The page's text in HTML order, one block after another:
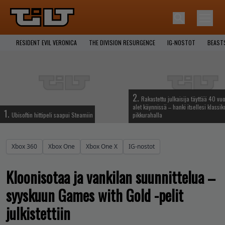
RESIDENT EVIL VERONICA THE DIVISION RESURGENCE IG-NOSTOT
1. Ubisoftin hittipeli saapui Steamiin
2. Rakastettu julkaisija täyttää 40
alet käynnissä – hanki itsellesi
pikkurahalla
Xbox 360 Xbox One Xbox One X IG-nostot
Kloonisotaa ja vankilan suunnittelua –
syyskuun Games with Gold -pelit
julkistettiin